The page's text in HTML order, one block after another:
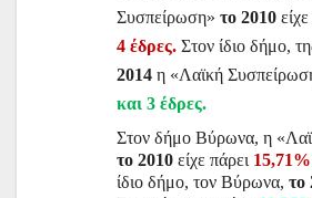
Συσπείρωση» το 2010
4 έδρες. Στον ίδιο δήμο,
2014 η «Λαϊκή
και 3 έδρες.
Στον δήμο Βύρωνα, η
το 2010 είχε πάρει
ίδιο δήμο, τον Βύρωνα, το